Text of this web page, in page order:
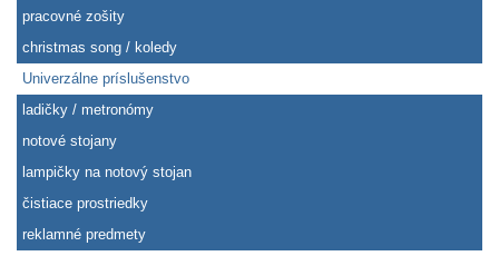
pracovné zošity
christmas song / koledy
Univerzálne príslušenstvo
ladičky / metronómy
notové stojany
lampičky na notový stojan
čistiace prostriedky
reklamné predmety